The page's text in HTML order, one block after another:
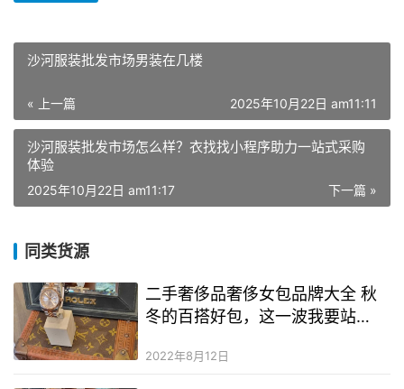
沙河服装批发市场男装在几楼
« 上一篇 2025年10月22日 am11:11
沙河服装批发市场怎么样？衣找找小程序助力一站式采购
体验
下一篇 »
2025年10月22日 am11:17
同类货源
二手奢侈品奢侈女包品牌大全 秋
冬的百搭好包，这一波我要站
2022年8月12日